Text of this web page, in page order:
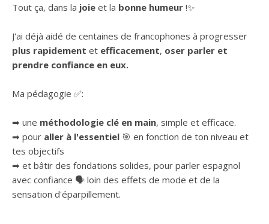
Tout ça, dans la joie et la bonne humeur !✨
J'ai déjà aidé de centaines de francophones à progresser
plus rapidement et efficacement, oser parler et
prendre confiance en eux.
Ma pédagogie ✅:
➡ une méthodologie clé en main, simple et efficace.
➡ pour aller à l'essentiel 🎯 en fonction de ton niveau et
tes objectifs
➡ et bâtir des fondations solides, pour parler espagnol
avec confiance 🗣 loin des effets de mode et de la
sensation d'éparpillement.